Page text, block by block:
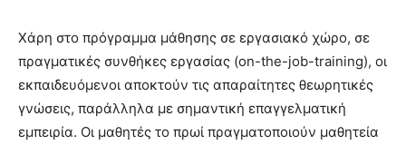
Χάρη στο πρόγραμμα μάθησης σε εργασιακό χώρο, σε
πραγματικές συνθήκες εργασίας (on-the-job-training), οι
εκπαιδευόμενοι αποκτούν τις απαραίτητες θεωρητικές
γνώσεις, παράλληλα με σημαντική επαγγελματική
εμπειρία. Οι μαθητές το πρωί πραγματοποιούν μαθητεία